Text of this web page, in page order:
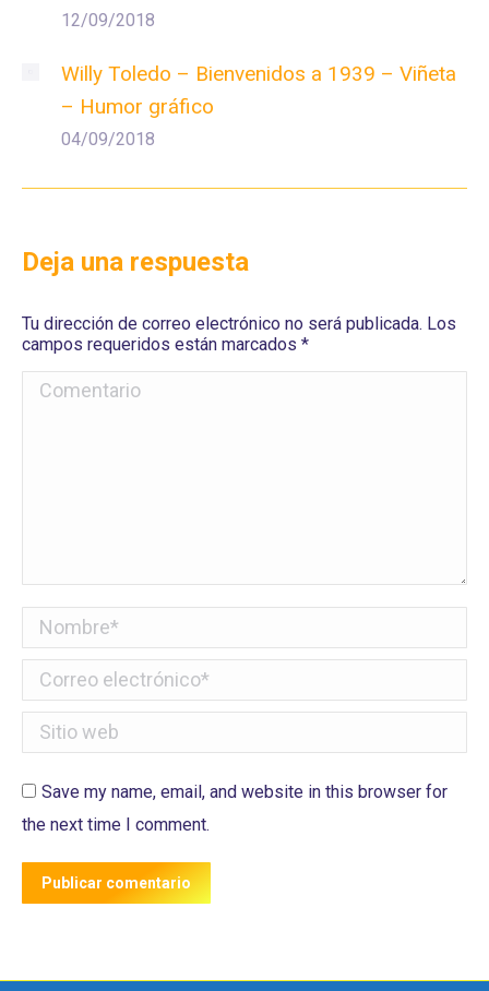
12/09/2018
Willy Toledo – Bienvenidos a 1939 – Viñeta
– Humor gráfico
04/09/2018
Deja una respuesta
Tu dirección de correo electrónico no será publicada. Los
campos requeridos están marcados *
Comentario
Nombre *
Correo electrónico *
Sitio web
Save my name, email, and website in this browser for
the next time I comment.
Publicar comentario